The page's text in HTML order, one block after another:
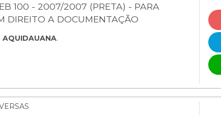
100 - 2007/2007 (PRETA) - PARA
DIREITO A DOCUMENTAÇÃO
AQUIDAUANA.